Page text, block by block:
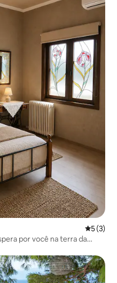
5 de
5 (3)
por você na terra da